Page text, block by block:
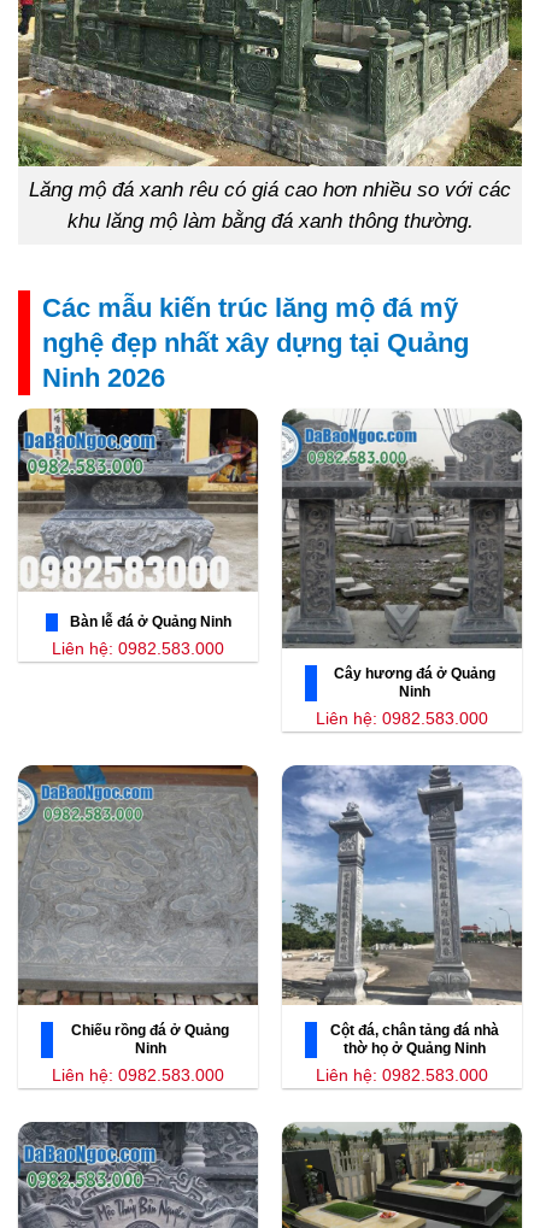
Lăng mộ đá xanh rêu có giá cao hơn nhiều so với các
khu lăng mộ làm bằng đá xanh thông thường.
Các mẫu kiến trúc lăng mộ đá mỹ
nghệ đẹp nhất xây dựng tại Quảng
Ninh 2026
Bàn lễ đá ở Quảng Ninh
Liên hệ: 0982.583.000
Cây hương đá ở Quảng
Ninh
Liên hệ: 0982.583.000
Chiếu rồng đá ở Quảng
Ninh
Liên hệ: 0982.583.000
Cột đá, chân tảng đá nhà
thờ họ ở Quảng Ninh
Liên hệ: 0982.583.000